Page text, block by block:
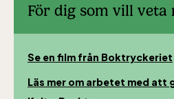
För dig som vill veta
Se en film från Boktryckeriet
Läs mer om arbetet med att